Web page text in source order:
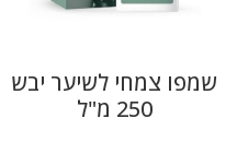
שמפו צמחי לשיער יבש
250 מ"ל